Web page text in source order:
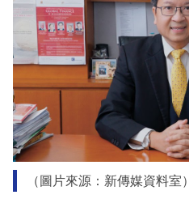
（圖片來源：新傳媒資料室）